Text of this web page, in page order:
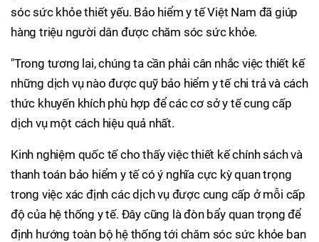
sóc sức khỏe thiết yếu. Bảo hiểm y tế Việt Nam đã giúp
hàng triệu người dân được chăm sóc sức khỏe.
"Trong tương lai, chúng ta cần phải cân nhắc việc thiết kế
những dịch vụ nào được quỹ bảo hiểm y tế chi trả và cách
thức khuyến khích phù hợp để các cơ sở y tế cung cấp
dịch vụ một cách hiệu quả nhất.
Kinh nghiệm quốc tế cho thấy việc thiết kế chính sách và
thanh toán bảo hiểm y tế có ý nghĩa cực kỳ quan trọng
trong việc xác định các dịch vụ được cung cấp ở mỗi cấp
độ của hệ thống y tế. Đây cũng là đòn bẩy quan trọng để
định hướng toàn bộ hệ thống tới chăm sóc sức khỏe ban